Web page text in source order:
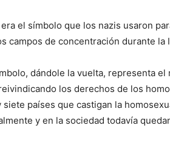
el símbolo que los nazis usaron
campos de concentración durante la
dándole la vuelta, representa
los derechos de los
siete países que castigan la
y en la sociedad todavía